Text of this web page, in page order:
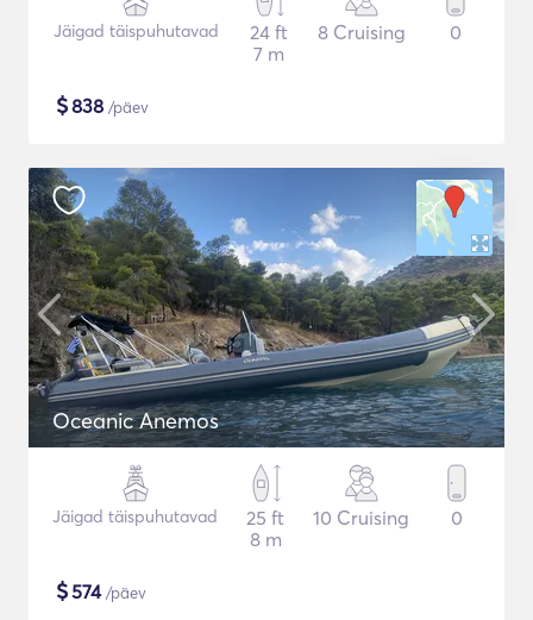
Jäigad täispuhutavad
24 ft
7 m
8 Cruising 0
$838 /päev
Oceanic Anemos
Jäigad täispuhutavad
25 ft
8 m
10 Cruising 0
$574/päev